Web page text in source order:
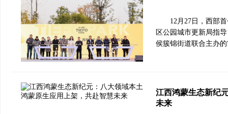
12月27日，西部
区公园城市更新局指
侯簇锦街道联合主办
江西鸿蒙生态新纪
未来